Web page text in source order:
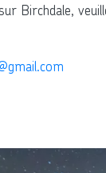
Birchdale,